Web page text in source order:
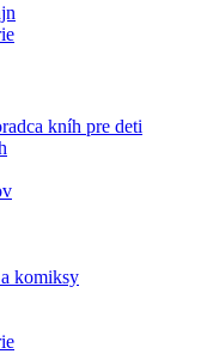
kníh pre deti
komiksy